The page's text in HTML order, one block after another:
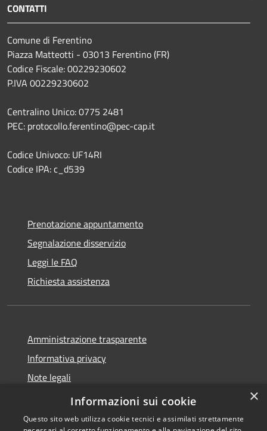
CONTATTI
Comune di Ferentino
Piazza Matteotti - 03013 Ferentino (FR)
Codice Fiscale: 00229230602
P.IVA 00229230602
Centralino Unico: 0775 2481
PEC: protocollo.ferentino@pec-cap.it
Codice Univoco: UF14RI
Codice IPA: c_d539
Prenotazione appuntamento
Segnalazione disservizio
Leggi le FAQ
Richiesta assistenza
Amministrazione trasparente
Informativa privacy
Note legali
Dichiarazione di accessibilità
×
Informazioni sui cookie
Questo sito web utilizza cookie tecnici e assimilati strettamente